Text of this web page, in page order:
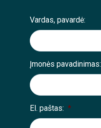
Vardas, pavardė:
Įmonės pavadinimas:
El. paštas: *